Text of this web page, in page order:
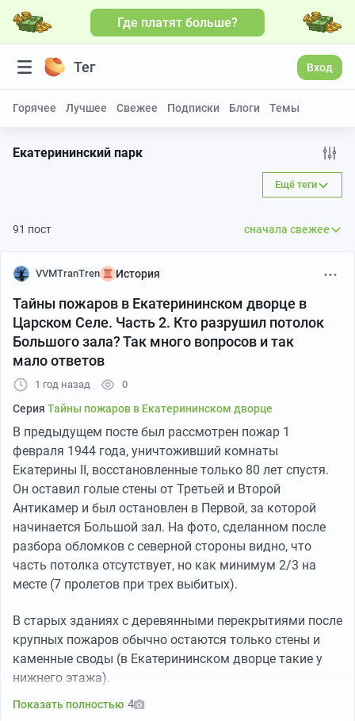
Где платят больше?
Тег Вход
Горячее Лучшее Свежее Подписки Блоги Темы
Екатерининский парк
Ещё теги
91 пост сначала свежее
VVMTranTren История
Тайны пожаров в Екатерининском дворце в
Царском Селе. Часть 2. Кто разрушил потолок
Большого зала? Так много вопросов и так
мало ответов
1 год назад 0
Серия Тайны пожаров в Екатерининском дворце
В предыдущем посте был рассмотрен пожар 1
февраля 1944 года, уничтоживший комнаты
Екатерины II, восстановленные только 80 лет спустя.
Он оставил голые стены от Третьей и Второй
Антикамер и был остановлен в Первой, за которой
начинается Большой зал. На фото, сделанном после
разбора обломков с северной стороны видно, что
часть потолка отсутствует, но как минимум 2/3 на
месте (7 пролетов при трех выбитых).
В старых зданиях с деревянными перекрытиями после
крупных пожаров обычно остаются только стены и
каменные своды (в Екатерининском дворце такие у
нижнего этажа).
Показать полностью 4
Больше видео